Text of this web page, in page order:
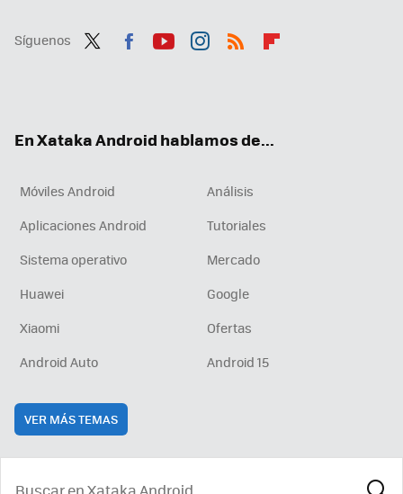
Síguenos
En Xataka Android hablamos de...
Móviles Android
Análisis
Aplicaciones Android
Tutoriales
Sistema operativo
Mercado
Huawei
Google
Xiaomi
Ofertas
Android Auto
Android 15
VER MÁS TEMAS